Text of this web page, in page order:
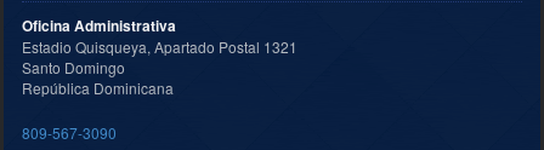
Oficina Administrativa
Estadio Quisqueya, Apartado Postal 1321
Santo Domingo
República Dominicana
809-567-3090